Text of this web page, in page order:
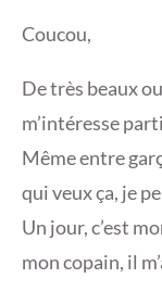
Coucou,
De très beaux
m’intéresse
Même entre
qui veux ça, je
Un jour, c’est
mon copain, il